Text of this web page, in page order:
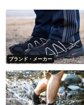
ブランド・メーカー